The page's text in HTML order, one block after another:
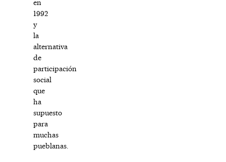
en
1992
y
la
alternativa
de
participación
social
que
ha
supuesto
para
muchas
pueblanas.